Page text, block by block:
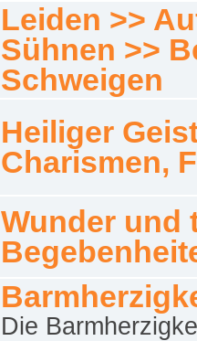
Leiden >>
Sühnen >>
Schweigen
Heiliger
Charismen,
Wunder und
Die